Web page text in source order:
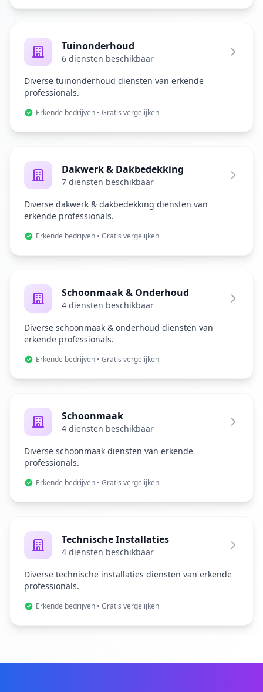
Tuinonderhoud
6 diensten beschikbaar
Diverse tuinonderhoud diensten van erkende
professionals.
Erkende bedrijven • Gratis vergelijken
Dakwerk & Dakbedekking
7 diensten beschikbaar
Diverse dakwerk & dakbedekking diensten van
erkende professionals.
Erkende bedrijven • Gratis vergelijken
Schoonmaak & Onderhoud
4 diensten beschikbaar
Diverse schoonmaak & onderhoud diensten van
erkende professionals.
Erkende bedrijven • Gratis vergelijken
Schoonmaak
4 diensten beschikbaar
Diverse schoonmaak diensten van erkende
professionals.
Erkende bedrijven • Gratis vergelijken
Technische Installaties
4 diensten beschikbaar
Diverse technische installaties diensten van erkende
professionals.
Erkende bedrijven • Gratis vergelijken